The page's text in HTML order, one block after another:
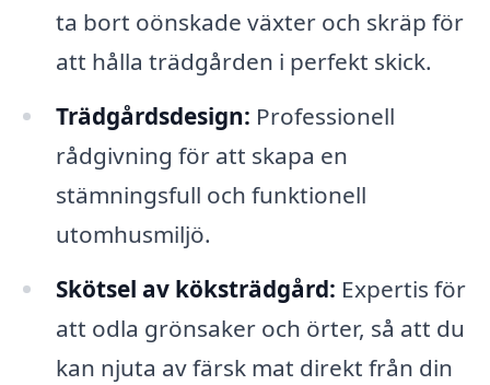
ta bort oönskade växter och skräp för
att hålla trädgården i perfekt skick.
Trädgårdsdesign: Professionell
rådgivning för att skapa en
stämningsfull och funktionell
utomhusmiljö.
Skötsel av köksträdgård: Expertis för
att odla grönsaker och örter, så att du
kan njuta av färsk mat direkt från din